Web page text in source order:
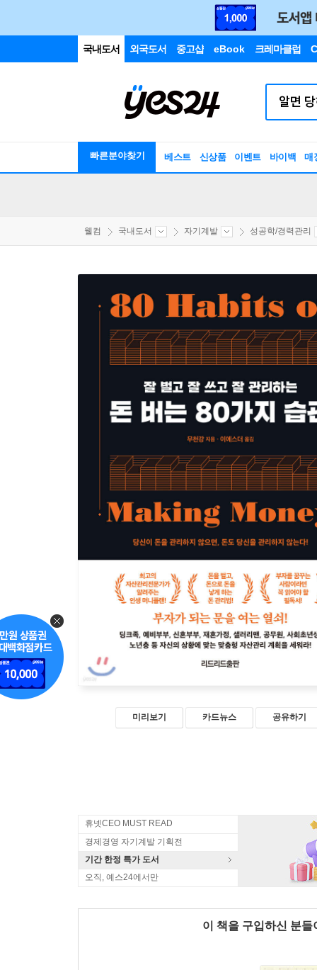
국내도서 외국도서 중고샵 eBook 크레마클럽
빠른분야찾기 베스트 신상품 이벤트 바이백 매
웰컴 국내도서 자기계발 성공학/경력관리
미리보기 카드뉴스 공유하기
휴넷CEO MUST READ
경제경영 자기계발 기획전
기간 한정 특가 도서
오직, 예스24에서만
이 책을 구입하신 분